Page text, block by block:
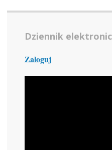
Dziennik
Zaloguj